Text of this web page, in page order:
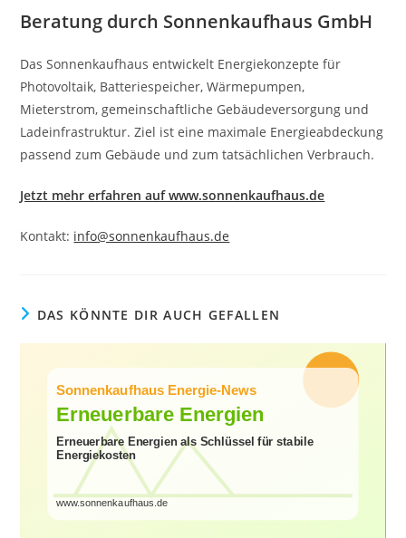
Beratung durch Sonnenkaufhaus GmbH
Das Sonnenkaufhaus entwickelt Energiekonzepte für
Photovoltaik, Batteriespeicher, Wärmepumpen,
Mieterstrom, gemeinschaftliche Gebäudeversorgung und
Ladeinfrastruktur. Ziel ist eine maximale Energieabdeckung
passend zum Gebäude und zum tatsächlichen Verbrauch.
Jetzt mehr erfahren auf www.sonnenkaufhaus.de
Kontakt: info@sonnenkaufhaus.de
DAS KÖNNTE DIR AUCH GEFALLEN